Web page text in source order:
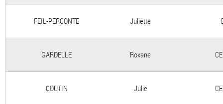
FEIL-PERCONTE Juliette
GARDELLE Roxane
COUTIN Julie